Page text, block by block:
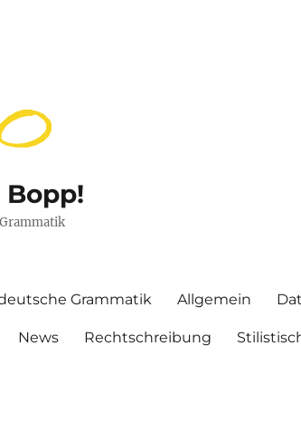
Bopp!
Grammatik Allgemein
News Rechtschreibung